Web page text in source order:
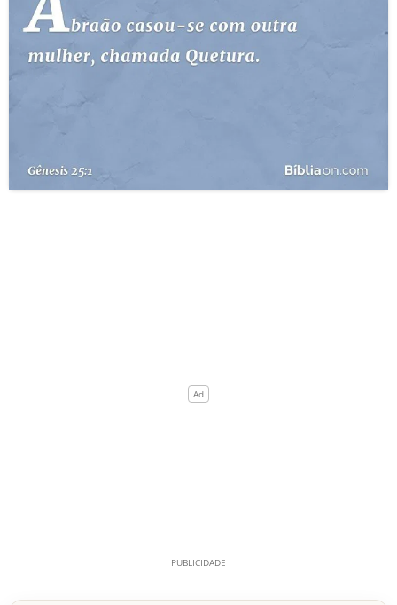
ESTUDOS BÍBLICOS
ESBOÇOS DE PREGAÇÃO
PERGUNTE À BÍBLIA